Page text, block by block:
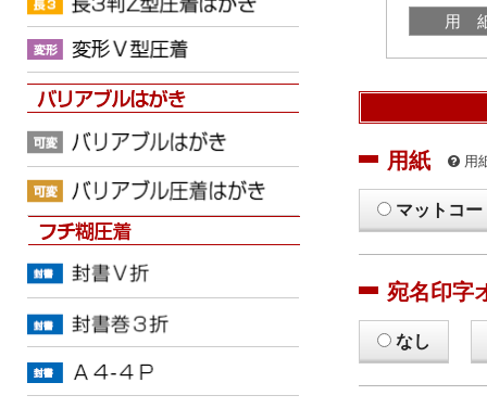
用
用紙 用
マットコー
宛名印字
なし